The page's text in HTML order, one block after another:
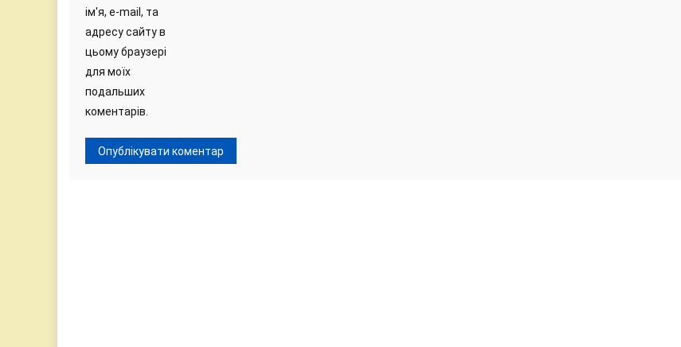
ім'я, e-mail, та
адресу сайту в
цьому браузері
для моїх
подальших
коментарів.